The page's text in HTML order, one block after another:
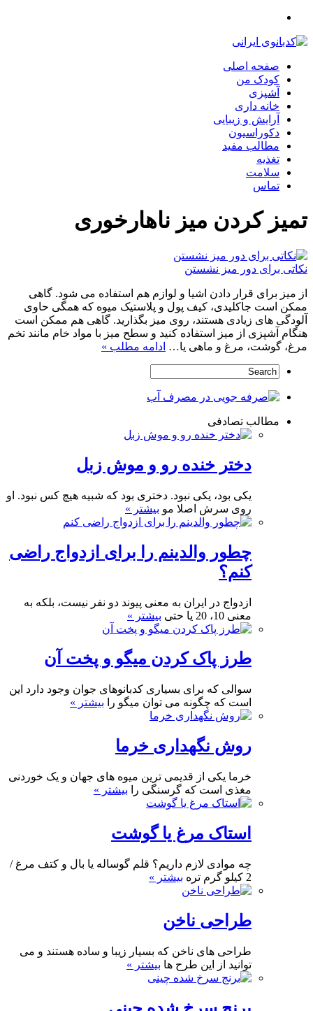
صفحه اصلی
کودک من
آشپزی
خانه داری
آرایش و زیبایی
دکوراسیون
مطالب مفید
تغذیه
سلامت
تماس
تمیز کردن میز ناهارخوری
نکاتی برای دور میز نشستن
از میز برای قرار دادن اشیا و لوازم هم استفاده می شود. گاهی
ممکن است جاکلیدی، کیف پول و پلاستیک میوه که همگی حاوی
آلودگی های زیادی هستند، روی میز بگذارید. گاهی هم ممکن است
هنگام آشپزی از میز استفاده کنید و سطح میز با مواد خام مانند تخم
مرغ، گوشت، مرغ و ماهی یا… ادامه مطلب »
مطالب تصادفی
دختر خنده رو و موش زبل
یکی بود، یکی نبود. دختری بود که شبیه هیچ کس نبود. او
روی سرش اصلا مو بیشتر »
چطور والدینم را برای ازدواج راضی
کنم؟
ازدواج در ایران به معنی پیوند دو نفر نیست، بلکه به
معنی 10، 20 یا حتی
بیشتر »
طرز پاک کردن میگو و پخت آن
سوالی که برای بسیاری کدبانوهای جوان وجود دارد این
است که چگونه می توان میگو را بیشتر »
روش نگهداری خرما
خرما یکی از قدیمی ترین میوه های جهان و یک خوردنی
مغذی است که گرسنگی را بیشتر »
استاک مرغ یا گوشت
چه موادی لازم داریم؟ قلم گوساله یا بال و کتف مرغ /
2 کیلو گرم تره
بیشتر »
طراحی ناخن
طراحی های ناخن که بسیار زیبا و ساده هستند و می
توانید از این طرح ها بیشتر »